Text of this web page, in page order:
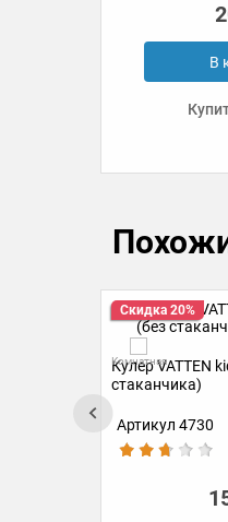
В
Скидка 20%
Комнатная
Кулер VATTEN
стаканчика)
Артикул 4730